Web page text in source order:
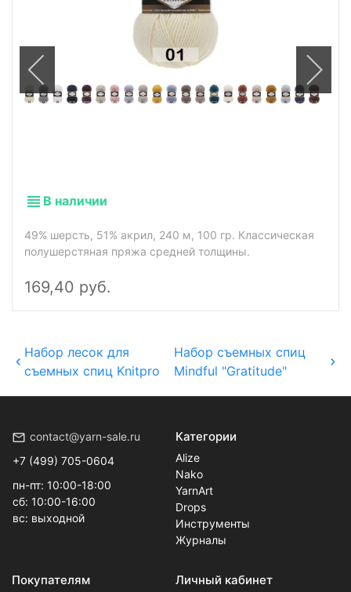
В наличии
49% шерсть, 51% акрил, 240 м, 100 гр. Классическая
полушерстяная пряжа средней толщины.
169,40 руб.
Набор лесок для
съемных спиц Knitpro
Набор съемных спиц
Mindful "Gratitude"
contact@yarn-sale.ru
+7 (499) 705-0604
пн-пт: 10:00-18:00
сб: 10:00-16:00
вс: выходной
Категории
Alize
Nako
YarnArt
Drops
Инструменты
Журналы
Покупателям Личный кабинет